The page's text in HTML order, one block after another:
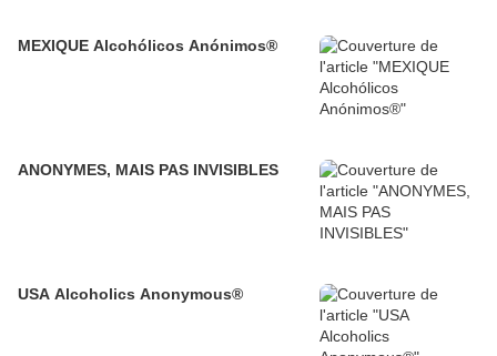
MEXIQUE Alcohólicos Anónimos®
ANONYMES, MAIS PAS INVISIBLES
USA Alcoholics Anonymous®